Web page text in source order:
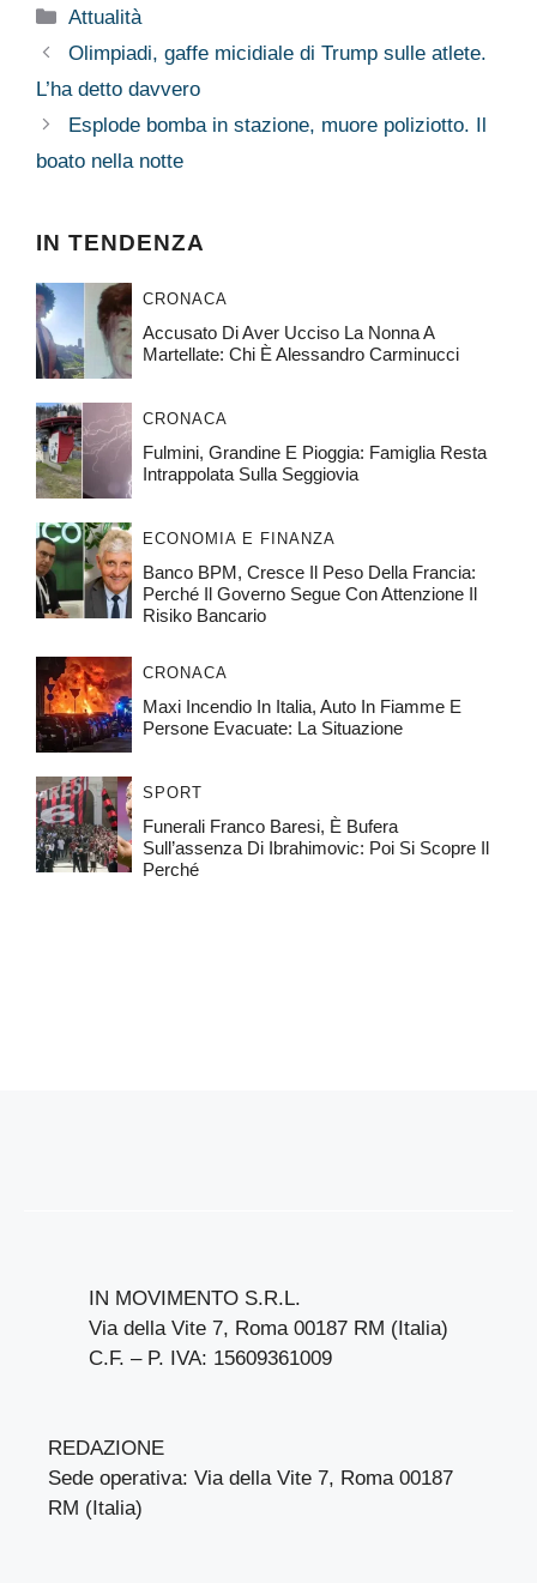
Categorie
Attualità
Olimpiadi, gaffe micidiale di Trump sulle atlete.
L’ha detto davvero
Esplode bomba in stazione, muore poliziotto. Il
boato nella notte
IN TENDENZA
CRONACA
Accusato Di Aver Ucciso La Nonna A
Martellate: Chi È Alessandro Carminucci
CRONACA
Fulmini, Grandine E Pioggia: Famiglia Resta
Intrappolata Sulla Seggiovia
ECONOMIA E FINANZA
Banco BPM, Cresce Il Peso Della Francia:
Perché Il Governo Segue Con Attenzione Il
Risiko Bancario
CRONACA
Maxi Incendio In Italia, Auto In Fiamme E
Persone Evacuate: La Situazione
SPORT
Funerali Franco Baresi, È Bufera
Sull’assenza Di Ibrahimovic: Poi Si Scopre Il
Perché
IN MOVIMENTO S.R.L.
Via della Vite 7, Roma 00187 RM (Italia)
C.F. – P. IVA: 15609361009
REDAZIONE
Sede operativa: Via della Vite 7, Roma 00187
RM (Italia)